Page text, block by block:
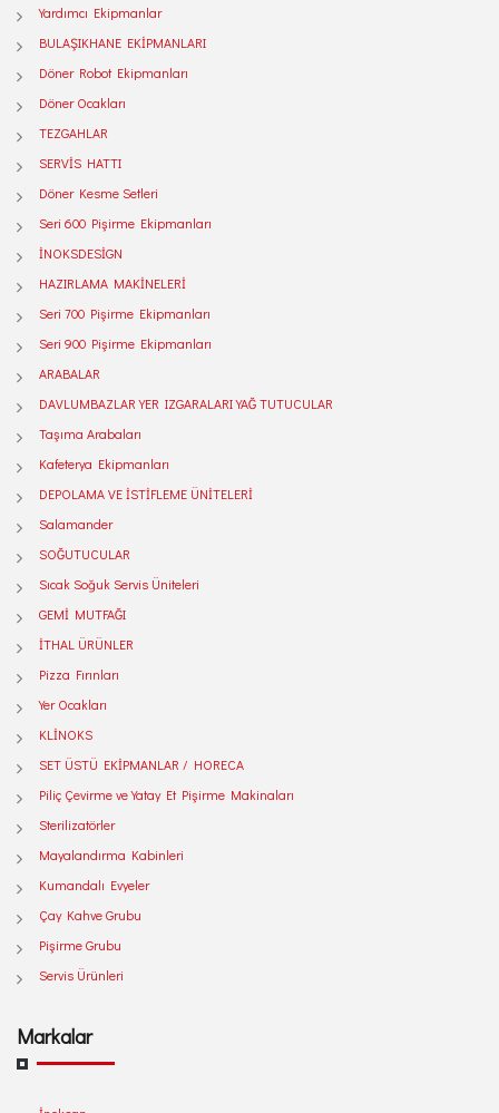
Yardımcı Ekipmanlar
BULAŞIKHANE EKİPMANLARI
Döner Robot Ekipmanları
Döner Ocakları
TEZGAHLAR
SERVİS HATTI
Döner Kesme Setleri
Seri 600 Pişirme Ekipmanları
İNOKSDESİGN
HAZIRLAMA MAKİNELERİ
Seri 700 Pişirme Ekipmanları
Seri 900 Pişirme Ekipmanları
ARABALAR
DAVLUMBAZLAR YER IZGARALARI YAĞ TUTUCULAR
Taşıma Arabaları
Kafeterya Ekipmanları
DEPOLAMA VE İSTİFLEME ÜNİTELERİ
Salamander
SOĞUTUCULAR
Sıcak Soğuk Servis Üniteleri
GEMİ MUTFAĞI
İTHAL ÜRÜNLER
Pizza Fırınları
Yer Ocakları
KLİNOKS
SET ÜSTÜ EKİPMANLAR / HORECA
Piliç Çevirme ve Yatay Et Pişirme Makinaları
Sterilizatörler
Mayalandırma Kabinleri
Kumandalı Evyeler
Çay Kahve Grubu
Pişirme Grubu
Servis Ürünleri
Markalar